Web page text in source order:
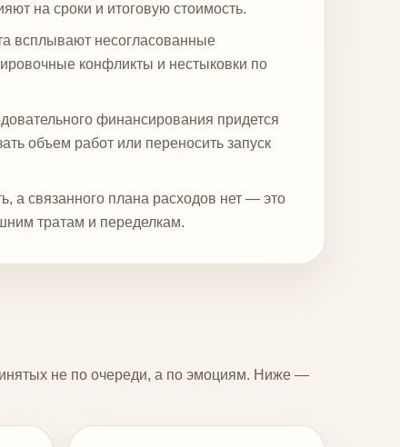
на сроки и итоговую стоимость.
всплывают несогласованные
конфликты и нестыковки по
финансирования придется
объем работ или переносить запуск
а связанного плана расходов нет — это
тратам и переделкам.
не по очереди, а по эмоциям. Ниже —